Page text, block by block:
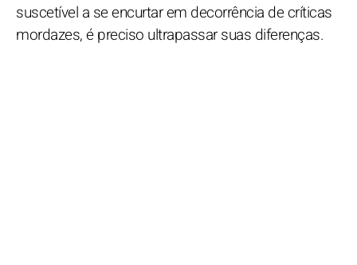
suscetível a se encurtar em decorrência de críticas
mordazes, é preciso ultrapassar suas diferenças.